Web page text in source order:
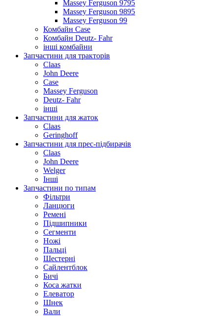
Massey Ferguson 9795
Massey Ferguson 9895
Massey Ferguson 99
Комбайн Case
Комбайн Deutz- Fahr
інші комбайни
Запчастини для тракторів
Claas
John Deere
Case
Massey Ferguson
Deutz- Fahr
інші
Запчастини для жаток
Claas
Geringhoff
Запчастини для прес-підбирачів
Claas
John Deere
Welger
Інші
Запчастини по типам
Фільтри
Ланцюги
Ремені
Підшипники
Сегменти
Ножі
Пальці
Шестерні
Сайлентблок
Бичі
Коса жатки
Елеватор
Шнек
Вали